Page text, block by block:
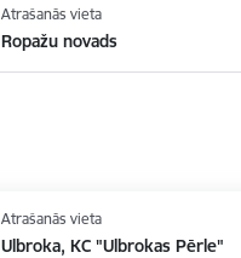
Atrašanās vieta
Ropažu novads
Atrašanās vieta
Ulbroka, KC "Ulbrokas Pērle"